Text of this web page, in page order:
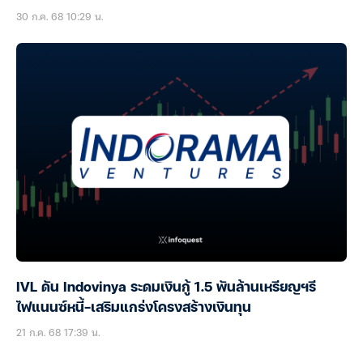
30 ก.ค. 68 10:29 น.
IVL ดัน Indovinya ระดมเงินกู้ 1.5 พันล้านเหรียญฯรี
ไฟแนนซ์หนี้-เสริมแกร่งโครงสร้างเงินทุน
21 ก.ค. 68 17:39 น.